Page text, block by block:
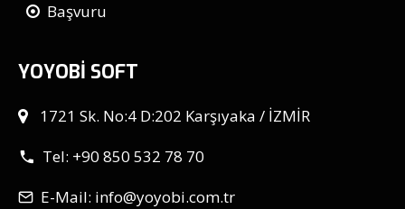
Başvuru
YOYOBİ SOFT
1721 Sk. No:4 D:202 Karşıyaka / İZMİR
Tel: +90 850 532 78 70
E-Mail: info@yoyobi.com.tr